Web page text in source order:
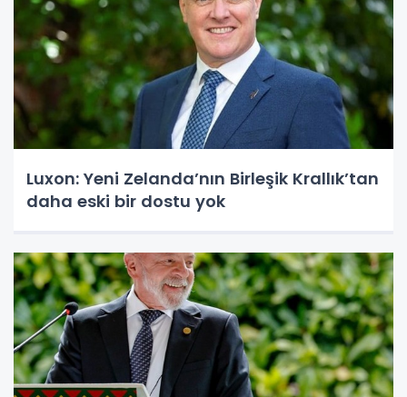
Luxon: Yeni Zelanda’nın Birleşik Krallık’tan
daha eski bir dostu yok